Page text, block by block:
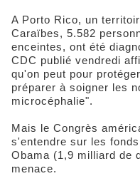
A Porto Rico, un
Caraïbes, 5.582
enceintes, ont été
CDC publié vendredi
qu'on peut pour
préparer à soigner les
microcéphalie".
Mais le Congrès
s'entendre sur les
Obama (1,9 milliard de
menace.